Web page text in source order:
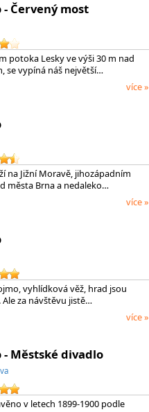
- Červený most
potoka Lesky ve výši 30 m nad
se vypíná náš největší…
více »
na Jižní Moravě, jihozápadním
města Brna a nedaleko…
více »
vyhlídková věž, hrad jsou
Ale za návštěvu jistě…
více »
- Městské divadlo
v letech 1899-1900 podle